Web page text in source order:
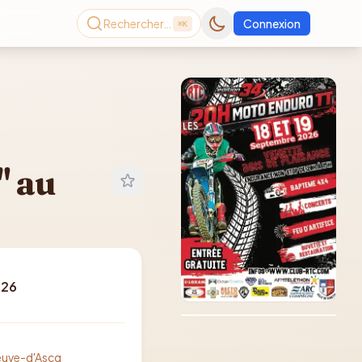
Rechercher… ⌘K Connexion
au
d'Ascq
Consultez le dernier
magazine en ligne
Août2026